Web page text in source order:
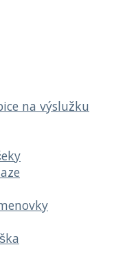
na výslužku